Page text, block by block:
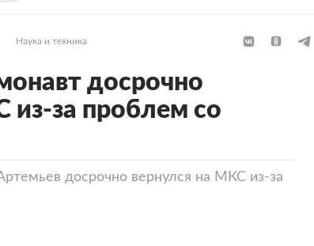
Наука и техника
досрочно
из-за проблем со
досрочно вернулся на МКС из-за